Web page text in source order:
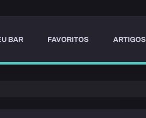
BAR FAVORITOS ARTIGOS